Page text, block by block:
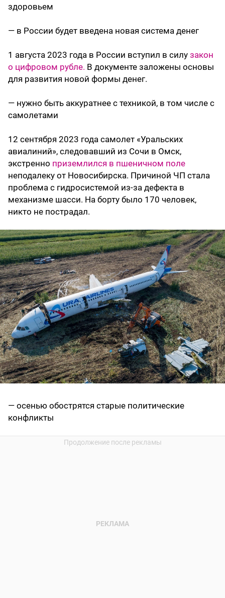
здоровьем
— в России будет введена новая система денег
1 августа 2023 года в России вступил в силу закон
о цифровом рубле. В документе заложены основы
для развития новой формы денег.
— нужно быть аккуратнее с техникой, в том числе с
самолетами
12 сентября 2023 года самолет «Уральских
авиалиний», следовавший из Сочи в Омск,
экстренно приземлился в пшеничном поле
неподалеку от Новосибирска. Причиной ЧП стала
проблема с гидросистемой из-за дефекта в
механизме шасси. На борту было 170 человек,
никто не пострадал.
— осенью обострятся старые политические
конфликты